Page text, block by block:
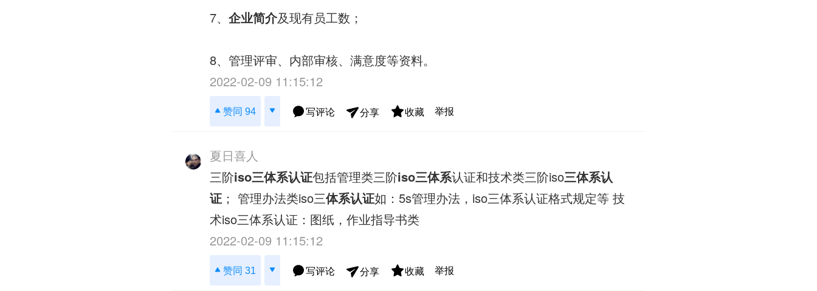
7、企业简介及现有员工数；
8、管理评审、内部审核、满意度等资料。
2022-02-09 11:15:12
赞同 94 写评论 分享 收藏 举报
夏日喜人
三阶iso三体系认证包括管理类三阶iso三体系认证和技术类三阶iso三体系认
证 ； 管理办法类iso三体系认证如：5s管理办法，iso三体系认证格式规定等 技
术iso三体系认证：图纸，作业指导书类
2022-02-09 11:15:12
赞同 31 写评论 分享 收藏 举报